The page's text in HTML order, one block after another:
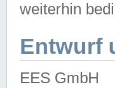
weiterhin
Entwurf
EES GmbH